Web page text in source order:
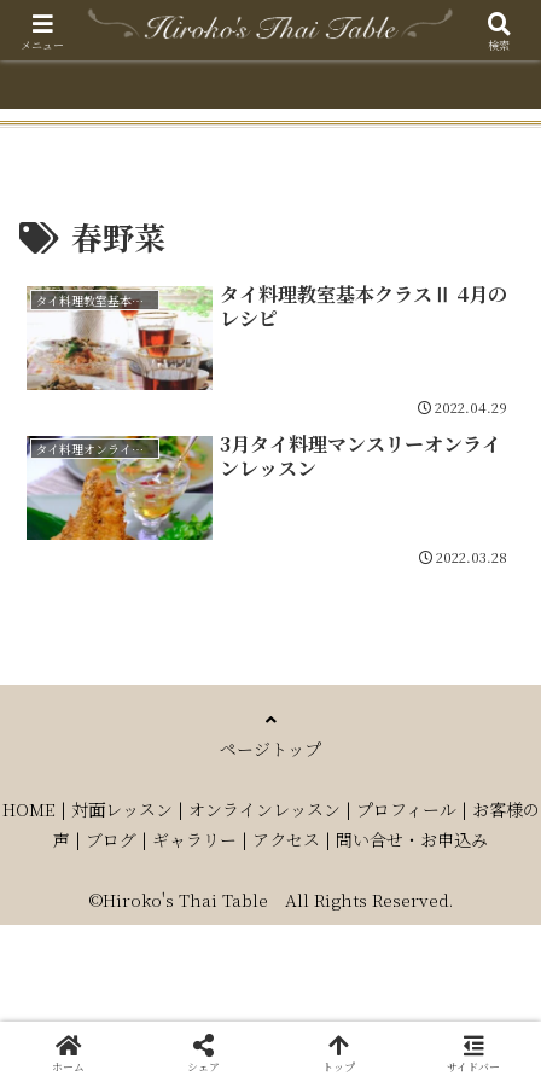
春野菜
タイ料理教室基本クラスⅡ
タイ料理教室基本クラスⅡ 4月の
レシピ
2022.04.29
タイ料理オンラインレッスン
3月タイ料理マンスリーオンライ
ンレッスン
2022.03.28
ページトップ
HOME | 対面レッスン | オンラインレッスン | プロフィール| お客様の
声 | ブログ | ギャラリー | アクセス | 問い合せ・お申込み
©Hiroko's Thai Table All Rights Reserved.
メニュー 検索
ホーム シェア トップ サイドバー